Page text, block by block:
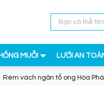
MUỖI LƯỚI AN
Rèm vách ngăn tổ ong Hòa